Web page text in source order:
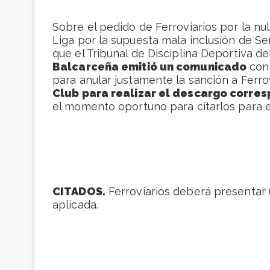
Sobre el pedido de Ferroviarios por la
Liga por la supuesta mala inclusión de
que el Tribunal de Disciplina Deportiva
Balcarceña emitió un comunicado
para anular justamente la sanción a
Club para realizar el descargo
el momento oportuno para citarlos para
CITADOS. Ferroviarios deberá presentar
aplicada.